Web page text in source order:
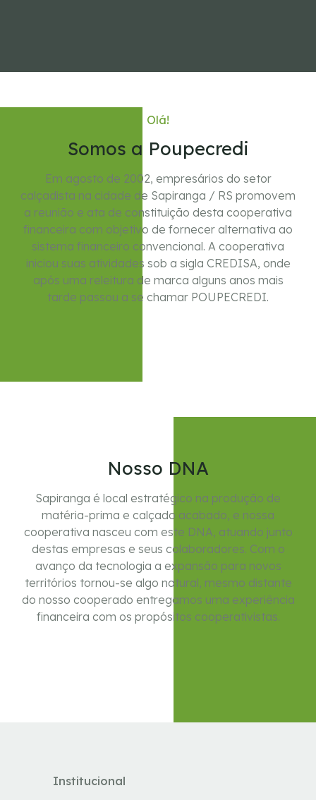
Olá!
Somos a Poupecredi
Em agosto de 2002, empresários do setor
calçadista na cidade de Sapiranga / RS promovem
a reunião e ata de constituição desta cooperativa
financeira com objetivo de fornecer alternativa ao
sistema financeiro convencional. A cooperativa
iniciou suas atividades sob a sigla CREDISA, onde
após uma releitura de marca alguns anos mais
tarde passou a se chamar POUPECREDI.
Nosso DNA
Sapiranga é local estratégico na produção de
matéria-prima e calçado acabado, e nossa
cooperativa nasceu com este DNA, atuando junto
destas empresas e seus colaboradores. Com o
avanço da tecnologia a expansão para novos
territórios tornou-se algo natural, mesmo distante
do nosso cooperado entregamos uma experiência
financeira com os propósitos cooperativistas.
Institucional